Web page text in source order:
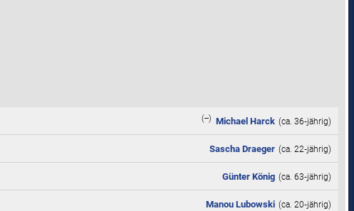
(--) Michael Harck (ca. 36‑jährig)
Sascha Draeger (ca. 22‑jährig)
Günter König (ca. 63‑jährig)
Manou Lubowski (ca. 20‑jährig)